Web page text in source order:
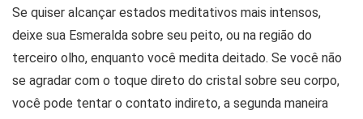
Se quiser alcançar estados meditativos mais intensos,
deixe sua Esmeralda sobre seu peito, ou na região do
terceiro olho, enquanto você medita deitado. Se você não
se agradar com o toque direto do cristal sobre seu corpo,
você pode tentar o contato indireto, a segunda maneira